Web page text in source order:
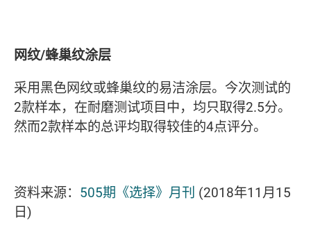
网纹/蜂巢纹涂层
采用黑色网纹或蜂巢纹的易洁涂层。今次测试的
2款样本，在耐磨测试项目中，均只取得2.5分。
然而2款样本的总评均取得较佳的4点评分。
资料来源： 505期《选择》月刊 (2018年11月15
日)